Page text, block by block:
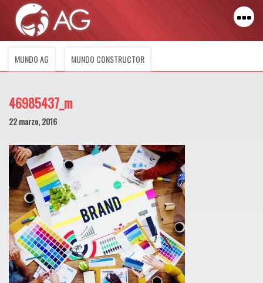
MUNDO AG MUNDO CONSTRUCTOR
46985437_m
22 marzo, 2016